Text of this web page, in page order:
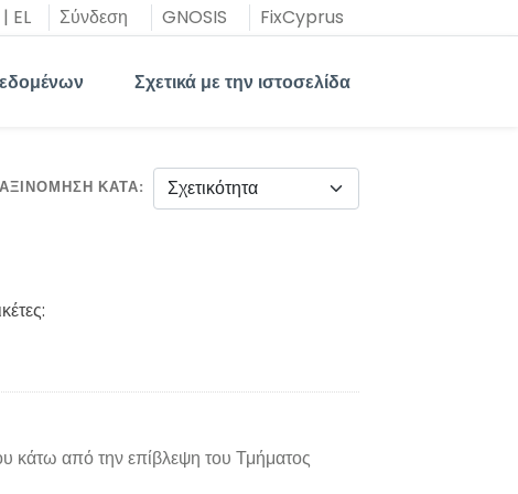
| EL Σύνδεση GNOSIS FixCyprus
Σχετικά με την ιστοσελίδα
ΚΑΤΆ
κάτω από την επίβλεψη του Τμήματος